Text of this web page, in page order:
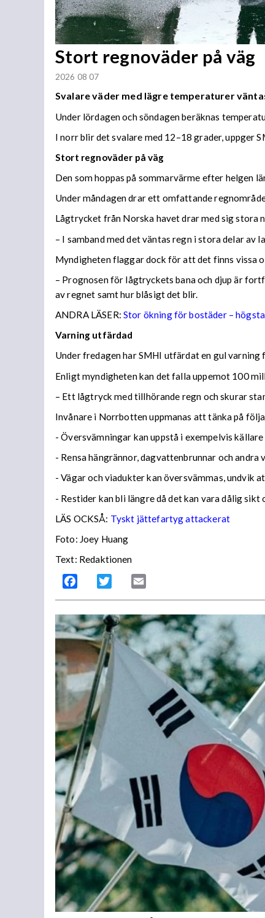
Stort regnoväder på väg
2026 08 07
Svalare väder med lägre temperaturer
Under lördagen och söndagen beräknas
I norr blir det svalare med 12–18 grader, uppger
Stort regnoväder på väg
Den som hoppas på sommarvärme efter helgen
Under måndagen drar ett omfattande
Lågtrycket från Norska havet drar med sig stora
– I samband med det väntas regn i stora delar av
Myndigheten flaggar dock för att det finns vissa
– Prognosen för lågtryckets bana och djup är
av regnet samt hur blåsigt det blir.
ANDRA LÄSER: Stor ökning för bostäder –
Varning utfärdad
Under fredagen har SMHI utfärdat en gul
Enligt myndigheten kan det falla uppemot 100
– Ett lågtryck med tillhörande regn och skurar
Invånare i Norrbotten uppmanas att tänka på
- Översvämningar kan uppstå i exempelvis
- Rensa hängrännor, dagvattenbrunnar och
- Vägar och viadukter kan översvämmas, undvik
- Restider kan bli längre då det kan vara dålig
LÄS OCKSÅ: Tyskt jättefartyg attackerat
Foto: Joey Huang
Text: Redaktionen
Facebook Twitter